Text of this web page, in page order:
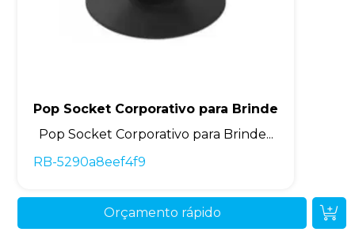
Pop Socket Corporativo para Brinde
Pop Socket Corporativo para Brinde...
RB-5290a8eef4f9
Orçamento rápido